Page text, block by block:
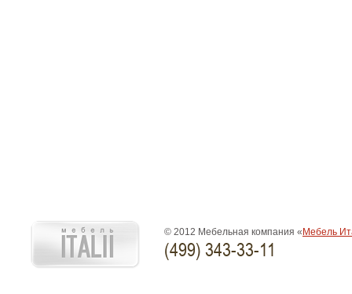
© 2012 Мебельная компания « Мебель
(499) 343-33-11